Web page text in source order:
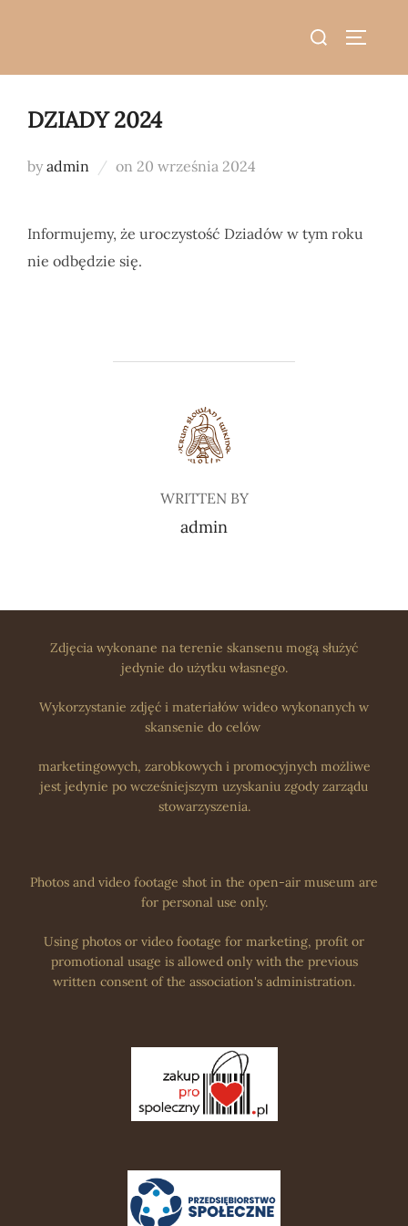
Search
DZIADY 2024
byadmin on Posted
20 września 2024
Informujemy, że uroczystość Dziadów w tym roku
nie odbędzie się.
POST AUTHOR
WRITTEN BY
admin
Zdjęcia wykonane na terenie skansenu mogą służyć
jedynie do użytku własnego.
Wykorzystanie zdjęć i materiałów wideo wykonanych w
skansenie do celów
marketingowych, zarobkowych i promocyjnych możliwe
jest jedynie po wcześniejszym uzyskaniu zgody zarządu
stowarzyszenia.
Photos and video footage shot in the open-air museum are
for personal use only.
Using photos or video footage for marketing, profit or
promotional usage is allowed only with the previous
written consent of the association's administration.